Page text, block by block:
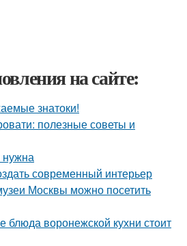
на сайте:
знатоки!
полезные советы и
нужна
современный интерьер
Москвы можно посетить
блюда воронежской кухни стоит